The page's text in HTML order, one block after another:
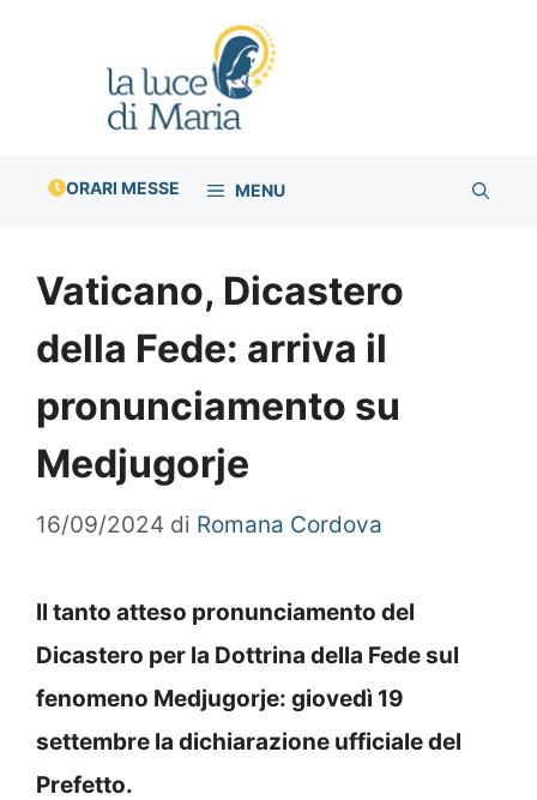
ORARI MESSE MENU
Vaticano, Dicastero
della Fede: arriva il
pronunciamento su
Medjugorje
16/09/2024 di Romana Cordova
Il tanto atteso pronunciamento del
Dicastero per la Dottrina della Fede sul
fenomeno Medjugorje: giovedì 19
settembre la dichiarazione ufficiale del
Prefetto.